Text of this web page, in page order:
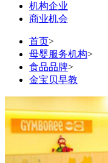
机构企业
商业机会
首页>
母婴服务机构>
食品品牌>
金宝贝早教